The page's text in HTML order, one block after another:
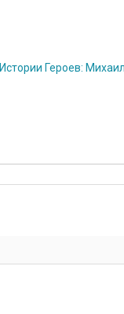
Истории Героев: